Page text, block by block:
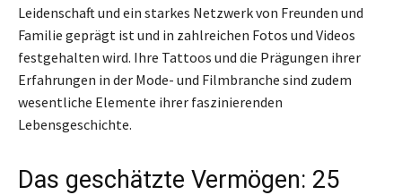
Leidenschaft und ein starkes Netzwerk von Freunden und
Familie geprägt ist und in zahlreichen Fotos und Videos
festgehalten wird. Ihre Tattoos und die Prägungen ihrer
Erfahrungen in der Mode- und Filmbranche sind zudem
wesentliche Elemente ihrer faszinierenden
Lebensgeschichte.
Das geschätzte Vermögen: 25